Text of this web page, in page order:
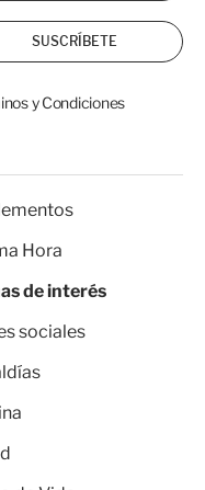
SUSCRÍBETE
y Condiciones
Hora
de interés
sociales